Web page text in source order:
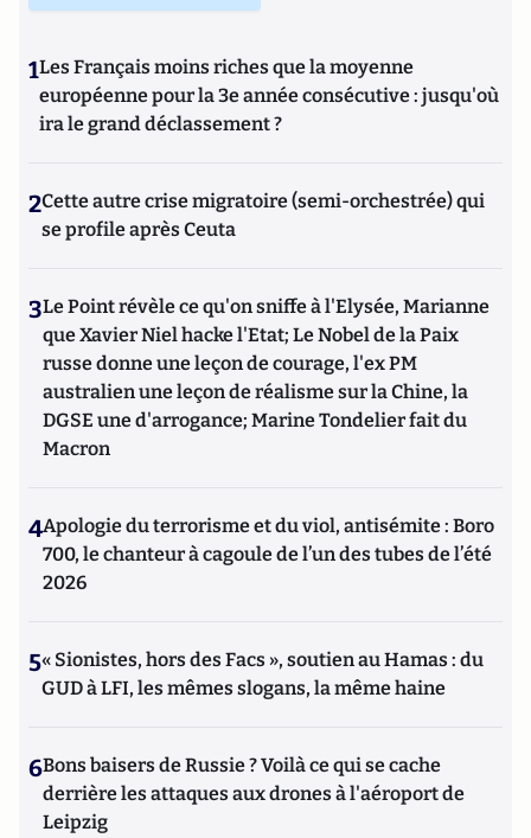
1Les Français moins riches que la moyenne
européenne pour la 3e année consécutive : jusqu'où
ira le grand déclassement ?
2Cette autre crise migratoire (semi-orchestrée) qui
se profile après Ceuta
3Le Point révèle ce qu'on sniffe à l'Elysée, Marianne
que Xavier Niel hacke l'Etat; Le Nobel de la Paix
russe donne une leçon de courage, l'ex PM
australien une leçon de réalisme sur la Chine, la
DGSE une d'arrogance; Marine Tondelier fait du
Macron
4Apologie du terrorisme et du viol, antisémite : Boro
700, le chanteur à cagoule de l’un des tubes de l’été
2026
5« Sionistes, hors des Facs », soutien au Hamas : du
GUD à LFI, les mêmes slogans, la même haine
6Bons baisers de Russie ? Voilà ce qui se cache
derrière les attaques aux drones à l'aéroport de
Leipzig